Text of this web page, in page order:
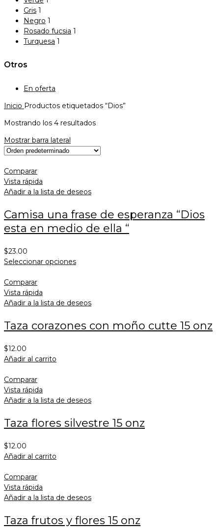
Gris 1
Negro 1
Rosado fucsia 1
Turquesa 1
Otros
En oferta
Inicio Productos etiquetados “Dios”
Mostrando los 4 resultados
Mostrar barra lateral
Comparar
Vista rápida
Añadir a la lista de deseos
Camisa una frase de esperanza “Dios
esta en medio de ella “
$23.00
Seleccionar opciones
Comparar
Vista rápida
Añadir a la lista de deseos
Taza corazones con moño cutte 15 onz
$12.00
Añadir al carrito
Comparar
Vista rápida
Añadir a la lista de deseos
Taza flores silvestre 15 onz
$12.00
Añadir al carrito
Comparar
Vista rápida
Añadir a la lista de deseos
Taza frutos y flores 15 onz